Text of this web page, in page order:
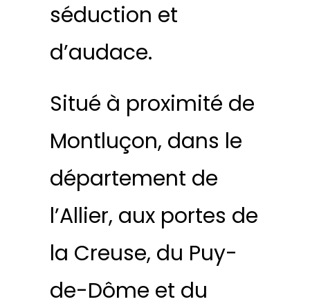
séduction et
d’audace.
Situé à proximité de
Montluçon, dans le
département de
l’Allier, aux portes de
la Creuse, du Puy-
de-Dôme et du